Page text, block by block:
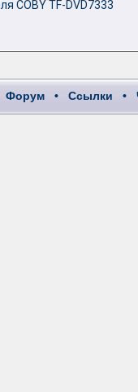
COBY TF-DVD7333
Форум • Ссылки •